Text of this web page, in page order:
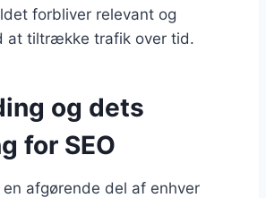
forbliver relevant og
tiltrække trafik over tid.
og dets
for SEO
afgørende del af enhver